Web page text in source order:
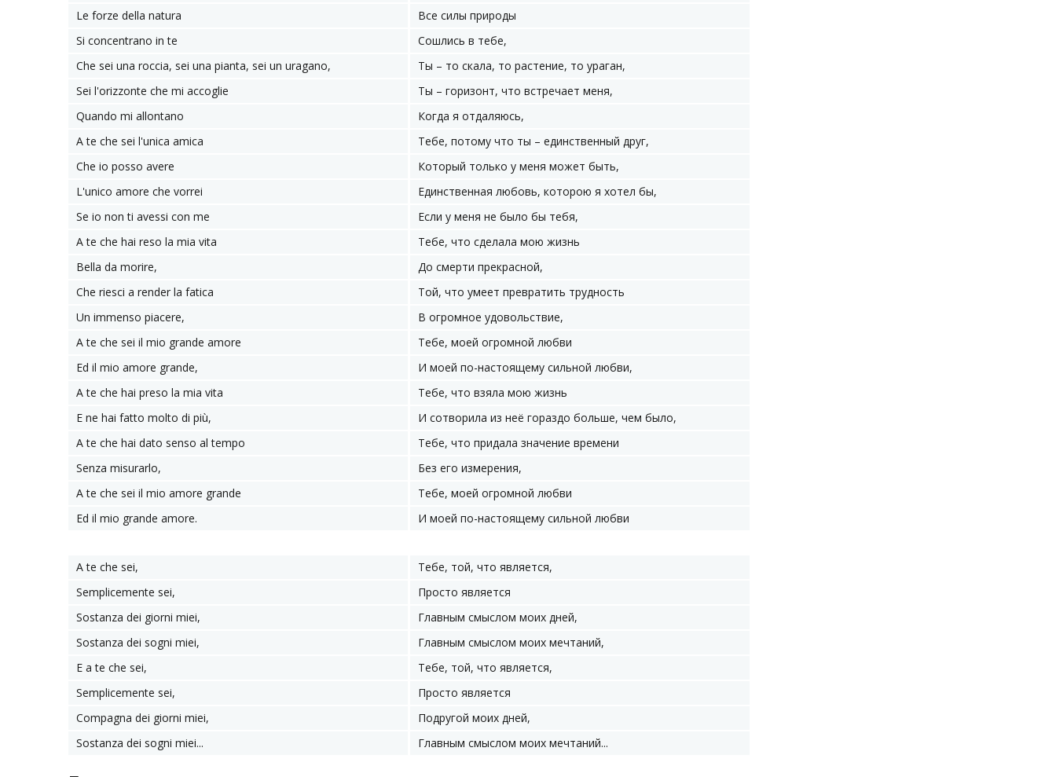
Le forze della natura
Все силы природы
Si concentrano in te
Сошлись в тебе,
Che sei una roccia, sei una pianta, sei un uragano,
Ты – то скала, то растение, то ураган,
Sei l'orizzonte che mi accoglie
Ты – горизонт, что встречает меня,
Quando mi allontano
Когда я отдаляюсь,
A te che sei l'unica amica
Тебе, потому что ты – единственный друг,
Che io posso avere
Который только у меня может быть,
L'unico amore che vorrei
Единственная любовь, которою я хотел бы,
Se io non ti avessi con me
Если у меня не было бы тебя,
A te che hai reso la mia vita
Тебе, что сделала мою жизнь
Bella da morire,
До смерти прекрасной,
Che riesci a render la fatica
Той, что умеет превратить трудность
Un immenso piacere,
В огромное удовольствие,
A te che sei il mio grande amore
Тебе, моей огромной любви
Ed il mio amore grande,
И моей по-настоящему сильной любви,
A te che hai preso la mia vita
Тебе, что взяла мою жизнь
E ne hai fatto molto di più,
И сотворила из неё гораздо больше, чем было,
A te che hai dato senso al tempo
Тебе, что придала значение времени
Senza misurarlo,
Без его измерения,
A te che sei il mio amore grande
Тебе, моей огромной любви
Ed il mio grande amore.
И моей по-настоящему сильной любви
A te che sei,
Тебе, той, что является,
Semplicemente sei,
Просто является
Sostanza dei giorni miei,
Главным смыслом моих дней,
Sostanza dei sogni miei,
Главным смыслом моих мечтаний,
E a te che sei,
Тебе, той, что является,
Semplicemente sei,
Просто является
Compagna dei giorni miei,
Подругой моих дней,
Sostanza dei sogni miei...
Главным смыслом моих мечтаний...